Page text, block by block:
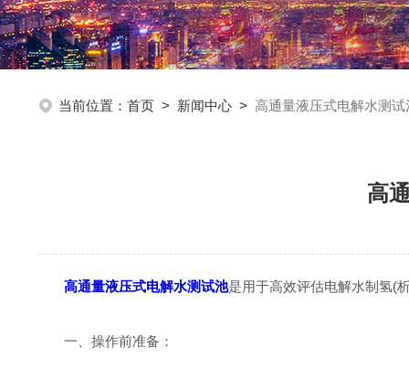
当前位置： 首页 > 新闻中心 > 高通量液压式电解水测
高
高通量液压式电解水测试池是用于高效评估电解水制氢(
一、操作前准备：